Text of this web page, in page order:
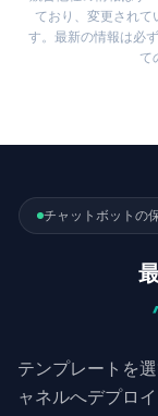
ており、変更されて
す。最新の情報は必
て
チャットボットの
テンプレートを
ャネルへデプロ